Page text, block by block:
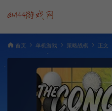
首页 单机游戏 策略战棋 正文